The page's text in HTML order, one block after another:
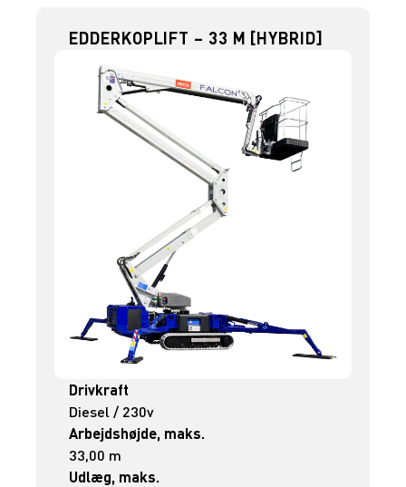
EDDERKOPLIFT – 33 M [HYBRID]
Drivkraft
Diesel / 230v
Arbejdshøjde, maks.
33,00 m
Udlæg, maks.